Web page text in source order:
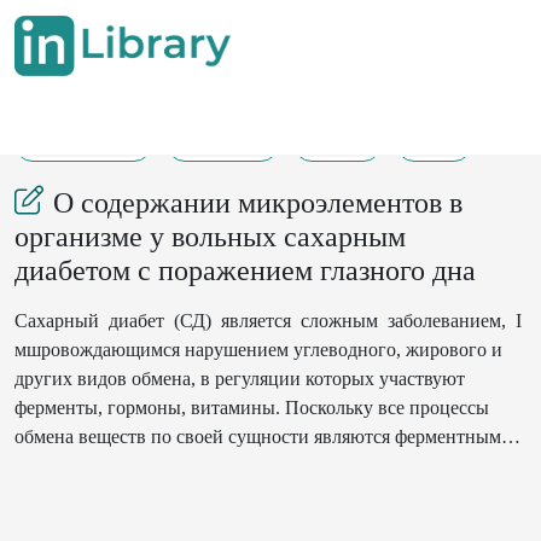
О содержании микроэлементов в
организме у вольных сахарным
диабетом с поражением глазного дна
Сахарный диабет (СД) является сложным заболеванием, I
мшровождающимся нарушением углеводного, жирового и
других видов обмена, в регуляции которых участвуют
ферменты, гормоны, витамины. Поскольку все процессы
обмена веществ по своей сущности являются ферментными |